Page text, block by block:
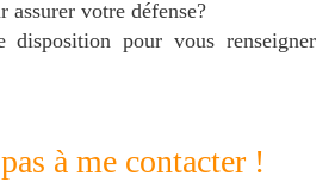
assurer votre défense?
pour vous renseigner
à me contacter !